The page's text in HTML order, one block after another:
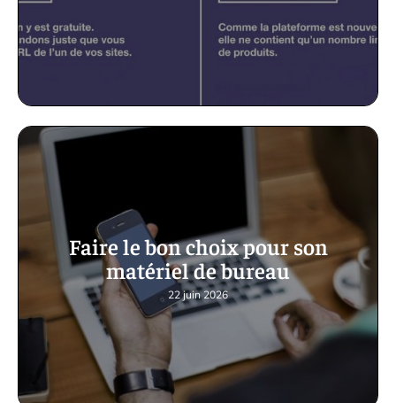
Faire le bon choix pour son
matériel de bureau
22 juin 2026